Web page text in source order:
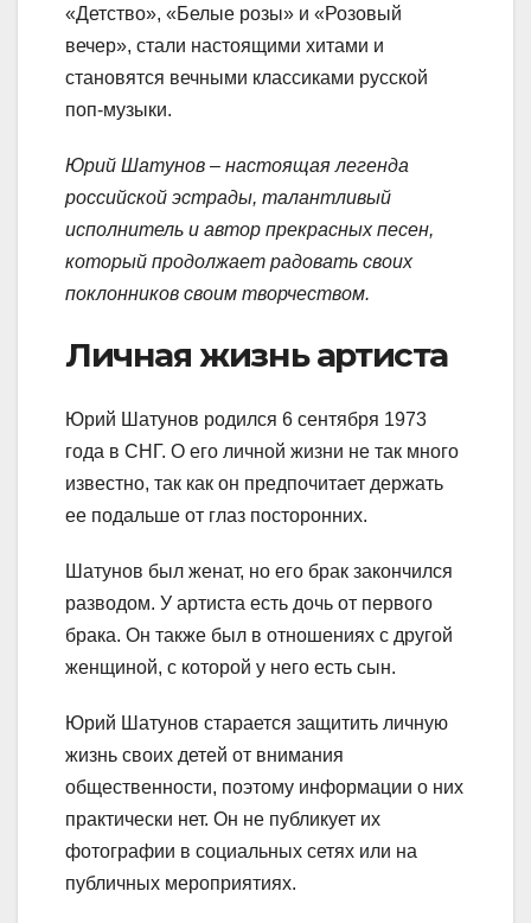
«Детство», «Белые розы» и «Розовый
вечер», стали настоящими хитами и
становятся вечными классиками русской
поп-музыки.
Юрий Шатунов – настоящая легенда
российской эстрады, талантливый
исполнитель и автор прекрасных песен,
который продолжает радовать своих
поклонников своим творчеством.
Личная жизнь артиста
Юрий Шатунов родился 6 сентября 1973
года в СНГ. О его личной жизни не так много
известно, так как он предпочитает держать
ее подальше от глаз посторонних.
Шатунов был женат, но его брак закончился
разводом. У артиста есть дочь от первого
брака. Он также был в отношениях с другой
женщиной, с которой у него есть сын.
Юрий Шатунов старается защитить личную
жизнь своих детей от внимания
общественности, поэтому информации о них
практически нет. Он не публикует их
фотографии в социальных сетях или на
публичных мероприятиях.